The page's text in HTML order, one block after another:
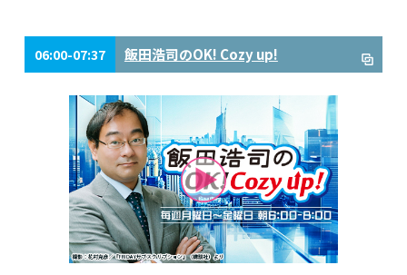
06:00-07:37 飯田浩司のOK! Cozy up!